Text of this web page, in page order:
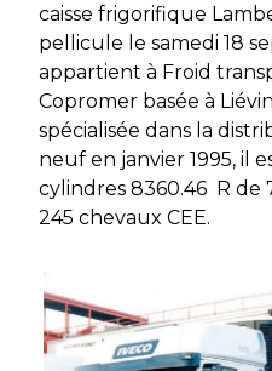
caisse frigorifique
pellicule le samedi 18
appartient à Froid
Copromer basée à
spécialisée dans la
neuf en janvier 1995, il
cylindres 8360.46 R
245 chevaux CEE.